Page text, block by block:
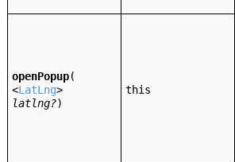
openPopup(
<LatLng>
latlng?)
this